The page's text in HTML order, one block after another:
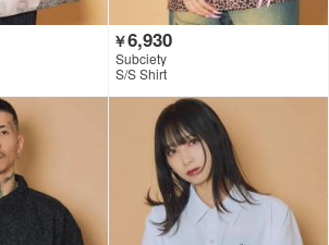
￥6,930
Subciety
S/S Shirt